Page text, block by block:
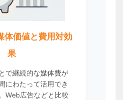
価値と費用対効
果
で継続的な媒体費が
にわたって活用でき
Web広告などと比較